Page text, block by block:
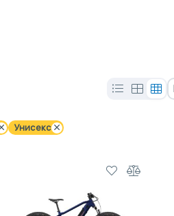
Унисекс